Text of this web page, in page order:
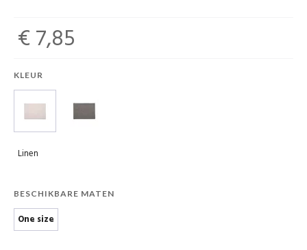
€ 7,85
KLEUR
Linen
BESCHIKBARE MATEN
One size